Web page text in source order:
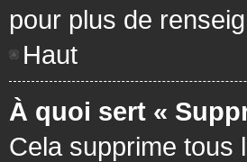
pour plus de
Haut
À quoi sert «
Cela supprime tous